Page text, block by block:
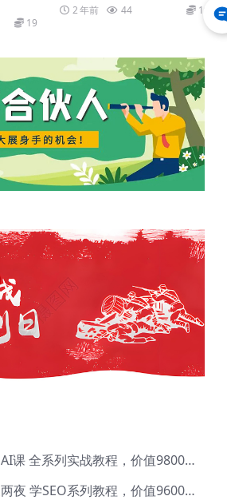
19
2 年前 44 19
新版米课.颜Sir AI课 全系列实战教程，价值9800，跨境首选！【Ag-0052】
米课.颜Sir 三天两夜 学SEO系列教程，价值9600元，跨境人都在学 【Ag-0056】